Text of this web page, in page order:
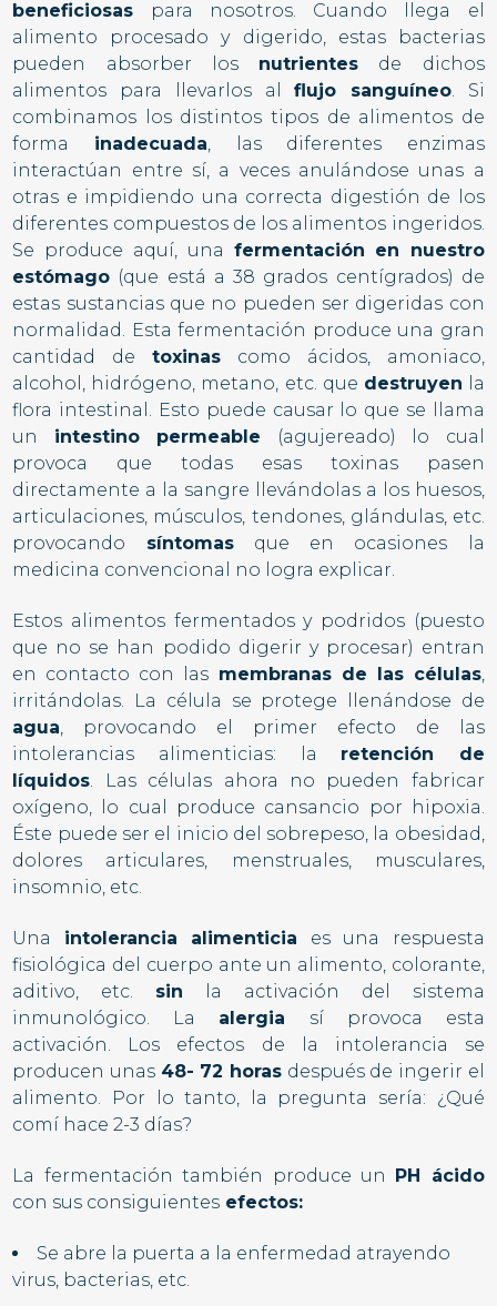
beneficiosas para nosotros. Cuando llega el
alimento procesado y digerido, estas bacterias
pueden absorber los nutrientes de dichos
alimentos para llevarlos alflujo sanguíneo. Si
combinamos los distintos tipos de alimentos de
forma inadecuada, las diferentes enzimas
interactúan entre sí, a veces anulándose unas a
otras e impidiendo una correcta digestión de los
diferentes compuestos de los alimentos ingeridos.
Se produce aquí, una fermentación en nuestro
estómago (que está a 38 grados centígrados) de
estas sustancias que no pueden ser digeridas con
normalidad. Esta fermentación produce una gran
cantidad detoxinas como ácidos, amoniaco,
alcohol, hidrógeno, metano, etc. que destruyen la
flora intestinal. Esto puede causar lo que se llama
un intestino permeable (agujereado) lo cual
provoca que todas esas toxinas pasen
directamente a la sangre llevándolas a los huesos,
articulaciones, músculos, tendones, glándulas, etc.
provocando síntomasque en ocasiones la
medicina convencional no logra explicar.
Estos alimentos fermentados y podridos (puesto
que no se han podido digerir y procesar) entran
en contacto con las membranas de las células,
irritándolas. La célula se protege llenándose de
agua, provocando el primer efecto de las
intolerancias alimenticias: la retención de
líquidos. Las células ahora no pueden fabricar
oxígeno, lo cual produce cansancio por hipoxia.
Éste puede ser el inicio del sobrepeso, la obesidad,
dolores articulares, menstruales, musculares,
insomnio, etc.
Una intolerancia alimenticia es una respuesta
fisiológica del cuerpo ante un alimento, colorante,
aditivo, etc. sin la activación del sistema
inmunológico. La alergia sí provoca esta
activación. Los efectos de la intolerancia se
producen unas 48- 72 horas después de ingerir el
alimento. Por lo tanto, la pregunta sería: ¿Qué
comí hace 2-3 días?
La fermentación también produce un
PH ácido
con sus consiguientes efectos:
Se abre la puerta a la enfermedad atrayendo
virus, bacterias, etc.